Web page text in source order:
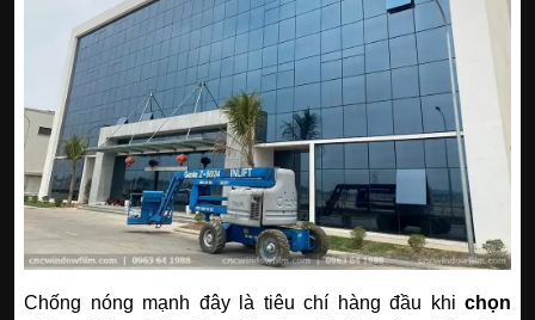
Chống nóng mạnh đây là tiêu chí hàng đầu khi chọn